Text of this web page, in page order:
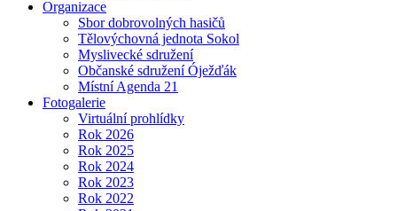
Organizace
Sbor dobrovolných hasičů
Tělovýchovná jednota Sokol
Myslivecké sdružení
Občanské sdružení Óježďák
Místní Agenda 21
Fotogalerie
Virtuální prohlídky
Rok 2026
Rok 2025
Rok 2024
Rok 2023
Rok 2022